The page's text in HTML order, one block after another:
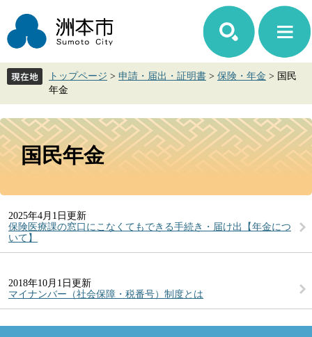
ジ
先
ュ
を
て
本
トップページ > 申請・届出・証明書 > 保険・年金 > 国民
年金
本
文
国民年金
2025年4月1日更新
保険医療課の窓口にこなくてもできる手続き・届け出【年金につ
いて】
2018年10月1日更新
マイナンバー（社会保障・税番号）制度とは